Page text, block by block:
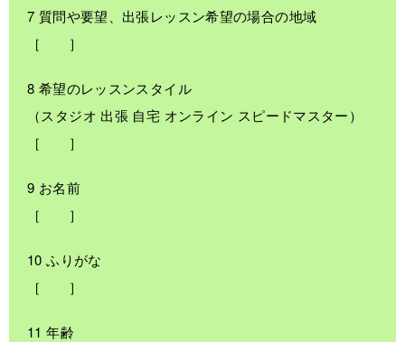
7 質問や要望、出張レッスン希望の場合の地域
［ ］
8 希望のレッスンスタイル
（スタジオ 出張 自宅 オンライン スピードマスター）
［ ］
9 お名前
［ ］
10 ふりがな
［ ］
11 年齢